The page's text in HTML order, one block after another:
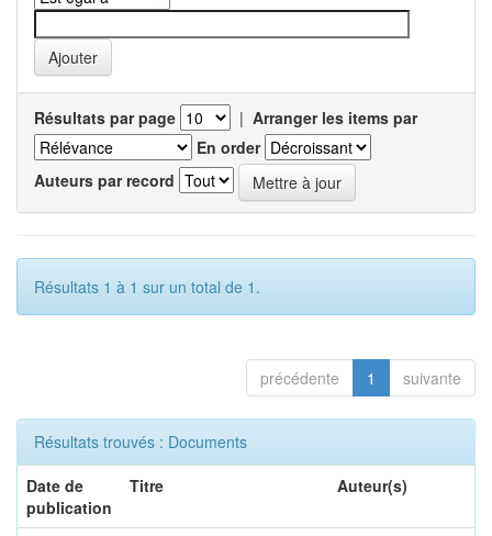
Résultats par page | Arranger les items par
En order
Auteurs par record
Résultats 1 à 1 sur un total de 1.
précédente 1 suivante
Résultats trouvés : Documents
Date de
publication
Titre Auteur(s)